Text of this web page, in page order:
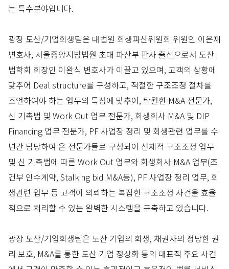
는 특수분야입니다.
광장 도산/기업회생팀은 대법원 회생파산위원회 위원인 이은재
변호사, 서울중앙지방법원 초대 파산부 판사 출신으로서 도산
법학회 회장인 이완식 변호사가 이끌고 있으며, 고객의 상황에
맞추어 Deal structure를 구성하고, 적절한 구조조정 절차를
조언하여야 하는 업무의 특성에 맞추어, 탁월한 M&A 전문가,
신 기촉법 및 Work Out 업무 전문가, 회생회사 M&A 및 DIP
Financing 업무 전문가, PF 사업장 정리 및 회생관련 업무를 수
년간 담당하여 온 전문가들로 구성되어 선제적 구조조정 업무
및 신 기촉법에 따른 Work Out 업무와 회생회사 M&A 업무(조
건부 인수계약, Stalking bid M&A등), PF 사업장 정리 업무, 회
생관련 업무 등 고객이 의뢰하는 복잡한 구조조정 사건을 효율
적으로 처리할 수 있는 완벽한 시스템을 구축하고 있습니다.
광장 도산/기업회생팀은 도산 기업의 회생, 채권자의 정당한 권
리 보호, M&A를 통한 도산 기업 정상화 등의 대표적 주요 사건